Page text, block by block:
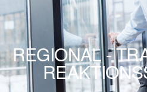
REGIONAL -